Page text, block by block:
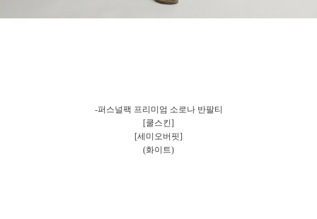
-퍼스널팩 프리미엄 소로나 반팔티
[쿨스킨]
[세미오버핏]
(화이트)